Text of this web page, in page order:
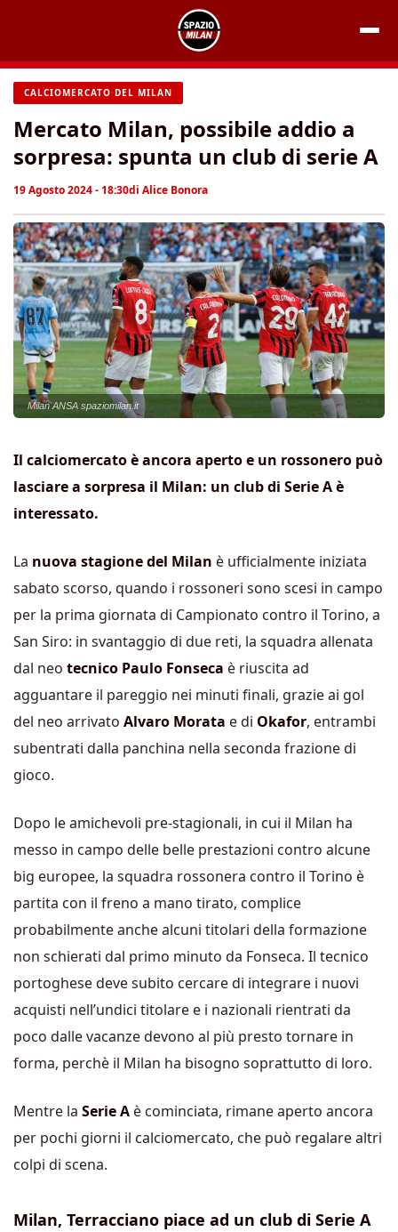
contenuto
CALCIOMERCATO DEL MILAN
Mercato Milan, possibile addio a
sorpresa: spunta un club di serie A
19 Agosto 2024 - 18:30di Alice Bonora
Milan ANSA spaziomilan.it
Il calciomercato è ancora aperto e un rossonero può
lasciare a sorpresa il Milan: un club di Serie A è
interessato.
La nuova stagione del Milan è ufficialmente iniziata
sabato scorso, quando i rossoneri sono scesi in campo
per la prima giornata di Campionato contro il Torino, a
San Siro: in svantaggio di due reti, la squadra allenata
dal neo tecnico Paulo Fonseca è riuscita ad
agguantare il pareggio nei minuti finali, grazie ai gol
del neo arrivato Alvaro Morata e di Okafor, entrambi
subentrati dalla panchina nella seconda frazione di
gioco.
Dopo le amichevoli pre-stagionali, in cui il Milan ha
messo in campo delle belle prestazioni contro alcune
big europee, la squadra rossonera contro il Torino è
partita con il freno a mano tirato, complice
probabilmente anche alcuni titolari della formazione
non schierati dal primo minuto da Fonseca. Il tecnico
portoghese deve subito cercare di integrare i nuovi
acquisti nell’undici titolare e i nazionali rientrati da
poco dalle vacanze devono al più presto tornare in
forma, perchè il Milan ha bisogno soprattutto di loro.
Mentre la Serie A è cominciata, rimane aperto ancora
per pochi giorni il calciomercato, che può regalare altri
colpi di scena.
Milan, Terracciano piace ad un club di Serie A